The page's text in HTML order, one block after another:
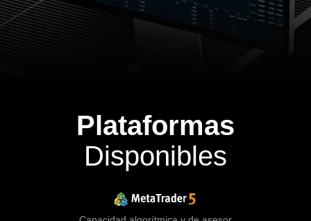
Plataformas
Disponibles